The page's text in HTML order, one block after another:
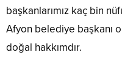
başkanlarımız kaç bin
Afyon belediye başkanı
doğal hakkımdır.